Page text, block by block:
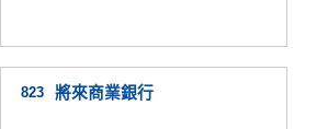
823 將來商業銀行